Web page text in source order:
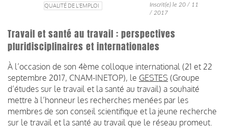
QUALITÉ DE L'EMPLOI
Inscrit(e) le 20 / 11
/ 2017
Travail et santé au travail : perspectives
pluridisciplinaires et internationales
À l’occasion de son 4ème colloque international (21 et 22
septembre 2017, CNAM-INETOP), le GESTES (Groupe
d’études sur le travail et la santé au travail) a souhaité
mettre à l’honneur les recherches menées par les
membres de son conseil scientifique et la jeune recherche
sur le travail et la santé au travail que le réseau promeut.